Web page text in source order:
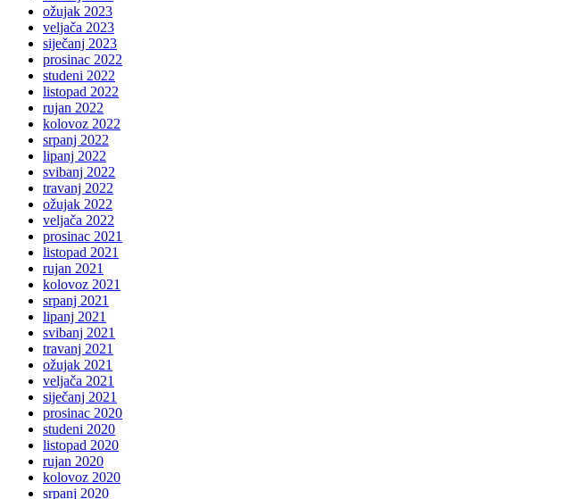
ožujak 2023
veljača 2023
siječanj 2023
prosinac 2022
studeni 2022
listopad 2022
rujan 2022
kolovoz 2022
srpanj 2022
lipanj 2022
svibanj 2022
travanj 2022
ožujak 2022
veljača 2022
prosinac 2021
listopad 2021
rujan 2021
kolovoz 2021
srpanj 2021
lipanj 2021
svibanj 2021
travanj 2021
ožujak 2021
veljača 2021
siječanj 2021
prosinac 2020
studeni 2020
listopad 2020
rujan 2020
kolovoz 2020
srpanj 2020